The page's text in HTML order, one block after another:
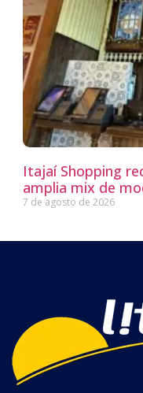
Itajaí Shopping
amplia mix de
7 de agosto de 2026